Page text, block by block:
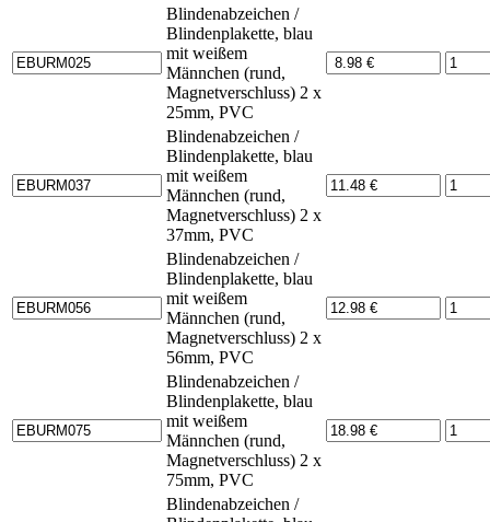
Blindenabzeichen /
Blindenplakette, blau
mit weißem
Männchen (rund,
Magnetverschluss) 2 x
25mm, PVC
Blindenabzeichen /
Blindenplakette, blau
mit weißem
Männchen (rund,
Magnetverschluss) 2 x
37mm, PVC
Blindenabzeichen /
Blindenplakette, blau
mit weißem
Männchen (rund,
Magnetverschluss) 2 x
56mm, PVC
Blindenabzeichen /
Blindenplakette, blau
mit weißem
Männchen (rund,
Magnetverschluss) 2 x
75mm, PVC
Blindenabzeichen /